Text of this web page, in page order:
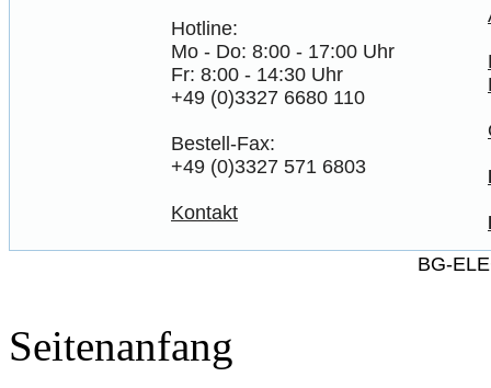
Hotline:
Mo - Do: 8:00 - 17:00 Uhr
Fr: 8:00 - 14:30 Uhr
+49 (0)3327 6680 110
Bestell-Fax:
+49 (0)3327 571 6803
Kontakt
BG-
Seitenanfang